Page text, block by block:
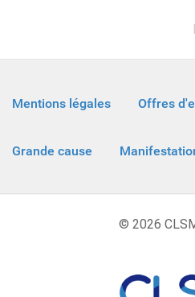
Mentions légales Offres
Grande cause
© 2026